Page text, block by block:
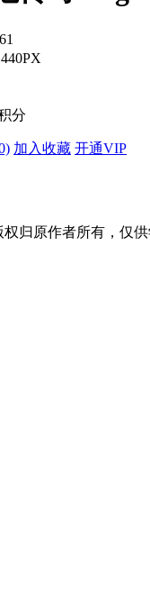
分
加入收藏 开通VIP
归原作者所有，仅